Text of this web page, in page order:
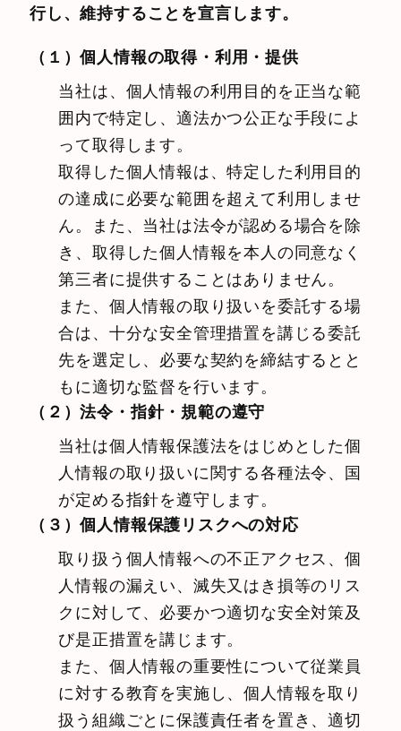
行し、維持することを宣言します。
（１）個人情報の取得・利用・提供
当社は、個人情報の利用目的を正当な範
囲内で特定し、適法かつ公正な手段によ
って取得します。
取得した個人情報は、特定した利用目的
の達成に必要な範囲を超えて利用しませ
ん。また、当社は法令が認める場合を除
き、取得した個人情報を本人の同意なく
第三者に提供することはありません。
また、個人情報の取り扱いを委託する場
合は、十分な安全管理措置を講じる委託
先を選定し、必要な契約を締結するとと
もに適切な監督を行います。
（２）法令・指針・規範の遵守
当社は個人情報保護法をはじめとした個
人情報の取り扱いに関する各種法令、国
が定める指針を遵守します。
（３）個人情報保護リスクへの対応
取り扱う個人情報への不正アクセス、個
人情報の漏えい、滅失又はき損等のリス
クに対して、必要かつ適切な安全対策及
び是正措置を講じます。
また、個人情報の重要性について従業員
に対する教育を実施し、個人情報を取り
扱う組織ごとに保護責任者を置き、適切